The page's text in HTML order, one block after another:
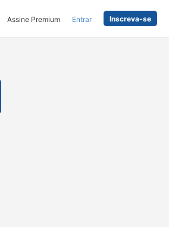
Assine Premium Entrar Inscreva-se